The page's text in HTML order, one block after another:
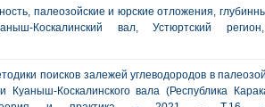
палеозойские и юрские отложения,
Коскалинский вал, Устюртский
поисков залежей углеводородов в
Куаныш-Коскалинского вала (Республика